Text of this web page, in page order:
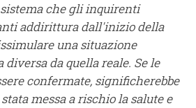
che gli inquirenti
addirittura dall'inizio della
una situazione
da quella reale. Se le
confermate, significherebbe
messa a rischio la salute e